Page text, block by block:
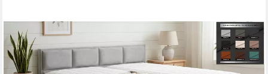
PAARA
Boxspringbett mit niedrigem Kopfteil mit Matratze mit
integrierten Topper, mit innovativem Belüftungssystem